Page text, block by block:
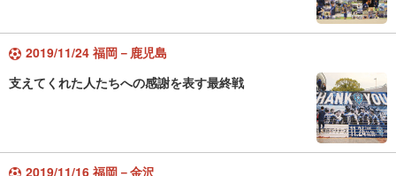
2019/11/24 福岡－鹿児島
支えてくれた人たちへの感謝を表す最終戦
2019/11/16 福岡－金沢